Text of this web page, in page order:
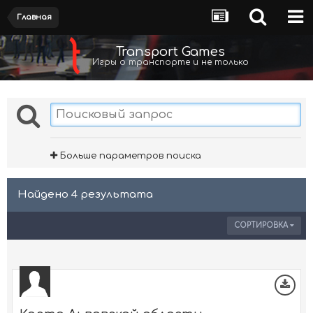
Главная
Transport Games
Игры о транспорте и не только
Больше параметров поиска
Найдено 4 результата
СОРТИРОВКА